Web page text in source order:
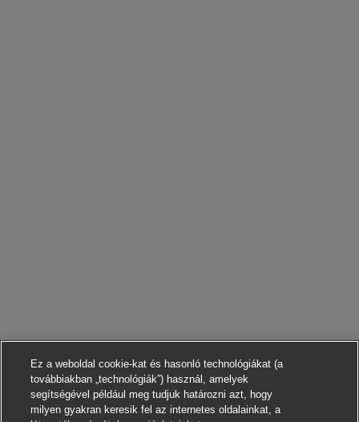
Ez a weboldal cookie-kat és hasonló technológiákat (a
továbbiakban „technológiák”) használ, amelyek
segítségével például meg tudjuk határozni azt, hogy
milyen gyakran keresik fel az internetes oldalainkat, a